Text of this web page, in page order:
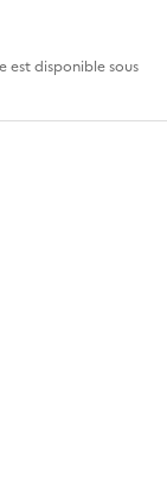
est disponible sous